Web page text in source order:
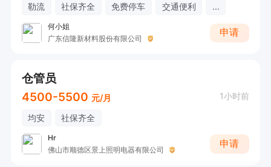
勒流 社保齐全 免费停车 交通便利 ...
何小姐
广东信隆新材料股份有限公司
申请
仓管员
4500-5500 元/月 1小时前
均安 社保齐全
Hr
佛山市顺德区景上照明电器有限公司
申请